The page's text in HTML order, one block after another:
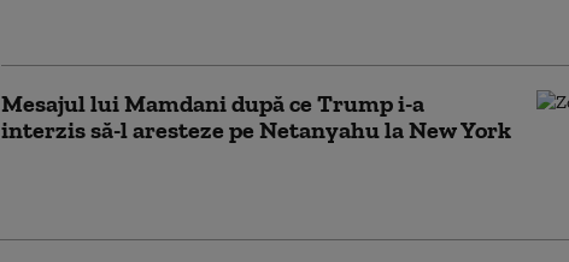
Mesajul lui Mamdani după ce Trump i-a
interzis să-l aresteze pe Netanyahu la New York